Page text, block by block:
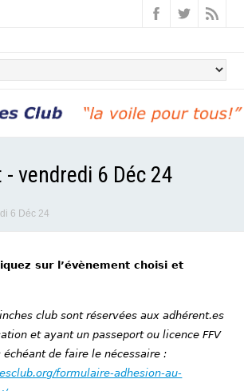
vendredi 6 Déc 24
6 Déc 24
sur l’évènement choisi et
club sont réservées aux adhérent.es
et ayant un passeport ou licence FFV
échéant de faire le nécessaire :
formulaire-adhesion-au-